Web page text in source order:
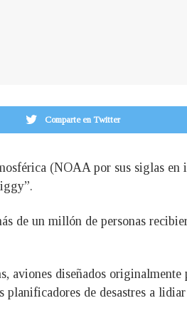
Comparte en Twitter
(NOAA por sus siglas en
de un millón de personas
aviones diseñados originalmente
de desastres a